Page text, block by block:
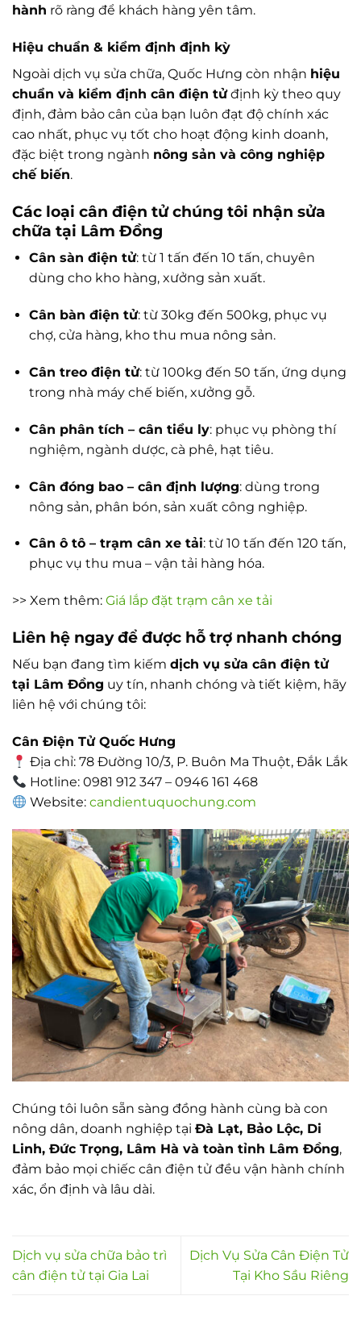
hành rõ ràng để khách hàng yên tâm.
Hiệu chuẩn & kiểm định định kỳ
Ngoài dịch vụ sửa chữa, Quốc Hưng còn nhận hiệu
chuẩn và kiểm định cân điện tửđịnh kỳ theo quy
định, đảm bảo cân của bạn luôn đạt độ chính xác
cao nhất, phục vụ tốt cho hoạt động kinh doanh,
đặc biệt trong ngành nông sản và công nghiệp
chế biến.
Các loại cân điện tử chúng tôi nhận sửa
chữa tại Lâm Đồng
Cân sàn điện tử: từ 1 tấn đến 10 tấn, chuyên
dùng cho kho hàng, xưởng sản xuất.
Cân bàn điện tử: từ 30kg đến 500kg, phục vụ
chợ, cửa hàng, kho thu mua nông sản.
Cân treo điện tử: từ 100kg đến 50 tấn, ứng dụng
trong nhà máy chế biến, xưởng gỗ.
Cân phân tích – cân tiểu ly: phục vụ phòng thí
nghiệm, ngành dược, cà phê, hạt tiêu.
Cân đóng bao – cân định lượng: dùng trong
nông sản, phân bón, sản xuất công nghiệp.
Cân ô tô – trạm cân xe tải: từ 10 tấn đến 120 tấn,
phục vụ thu mua – vận tải hàng hóa.
>> Xem thêm: Giá lắp đặt trạm cân xe tải
Liên hệ ngay để được hỗ trợ nhanh chóng
Nếu bạn đang tìm kiếm dịch vụ sửa cân điện tử
tại Lâm Đồng uy tín, nhanh chóng và tiết kiệm, hãy
liên hệ với chúng tôi:
Cân Điện Tử Quốc Hưng
Địa chỉ: 78 Đường 10/3, P. Buôn Ma Thuột, Đắk Lắk
Hotline: 0981 912 347 – 0946 161 468
Website:candientuquochung.com
Chúng tôi luôn sẵn sàng đồng hành cùng bà con
nông dân, doanh nghiệp tại Đà Lạt, Bảo Lộc, Di
Linh, Đức Trọng, Lâm Hà và toàn tỉnh Lâm Đồng,
đảm bảo mọi chiếc cân điện tử đều vận hành chính
xác, ổn định và lâu dài.
Dịch vụ sửa chữa bảo trì
cân điện tử tại Gia Lai
Dịch Vụ Sửa Cân Điện Tử
Tại Kho Sầu Riêng